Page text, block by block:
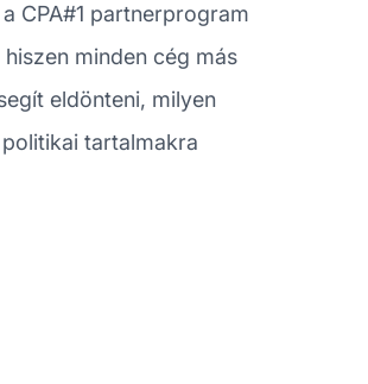
CPA#1 partnerprogram
minden cég más
eldönteni, milyen
tartalmakra